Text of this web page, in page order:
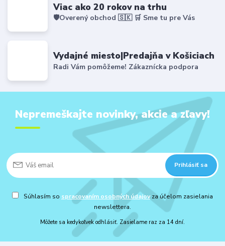
Viac ako 20 rokov na trhu
🛡️Overený obchod 🇸🇰 🛒 Sme tu pre Vás
Vydajné miesto|Predajňa v Košiciach
Radi Vám pomôžeme! Zákaznícka podpora
Nepremeškajte novinky, akcie a zľavy!
Prihlásiť sa
Súhlasím so spracovaním osobných údajovza účelom zasielania
newslettera.
Môžete sa kedykoľvek odhlásiť. Zasielame raz za 14 dní.